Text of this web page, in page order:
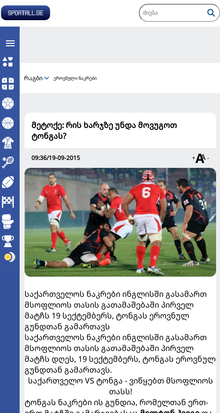
რაგბი ეროვნული ნაკრები
მეტოქე: რის ხარჯზე უნდა მოვუგოთ
ტონგას?
09:36/19-09-2015 + -
საქართველოს ნაკრები ინგლისში გასამართ
მსოფლიოს თასის გათამაშებაში პირველ
მატჩს 19 სექტემბერს, ტონგას ეროვნულ
გუნდთან გამართავს
საქართველოს ნაკრები ინგლისში გასამართ
მსოფლიოს თასის გათამაშებაში პირველ
მატჩს დღეს, 19 სექტემბერს, ტონგას ეროვნულ
გუნდთან გამართავს.
საქართველო VS ტონგა - ვიწყებთ მსოფლიოს
თასს!
ტონგას ნაკრები ის გუნდია, რომელთან ერთ-